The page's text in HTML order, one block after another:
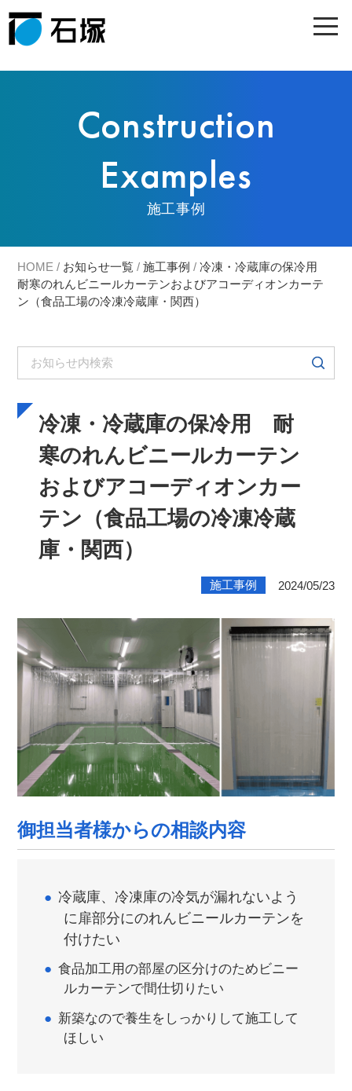
Construction
Examples
施工事例
HOME / お知らせ一覧 /施工事例 /冷凍・冷蔵庫の保冷用
耐寒のれんビニールカーテンおよびアコーディオンカーテ
ン（食品工場の冷凍冷蔵庫・関西）
冷凍・冷蔵庫の保冷用 耐
寒のれんビニールカーテン
およびアコーディオンカー
テン（食品工場の冷凍冷蔵
庫・関西）
施工事例 2024/05/23
御担当者様からの相談内容
冷蔵庫、冷凍庫の冷気が漏れないよう
に扉部分にのれんビニールカーテンを
付けたい
食品加工用の部屋の区分けのためビニー
ルカーテンで間仕切りたい
新築なので養生をしっかりして施工して
ほしい